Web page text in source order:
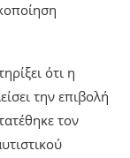
ότι η
την επιβολή
τον